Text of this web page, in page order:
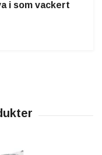
i som vackert